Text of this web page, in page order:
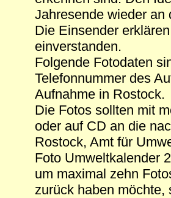
Jahresende wieder an
Die Einsender
einverstanden.
Folgende Fotodaten
Telefonnummer des
Aufnahme in Rostock.
Die Fotos sollten mit
oder auf CD an die
Rostock, Amt für
Foto Umweltkalender
um maximal zehn
zurück haben möchte,